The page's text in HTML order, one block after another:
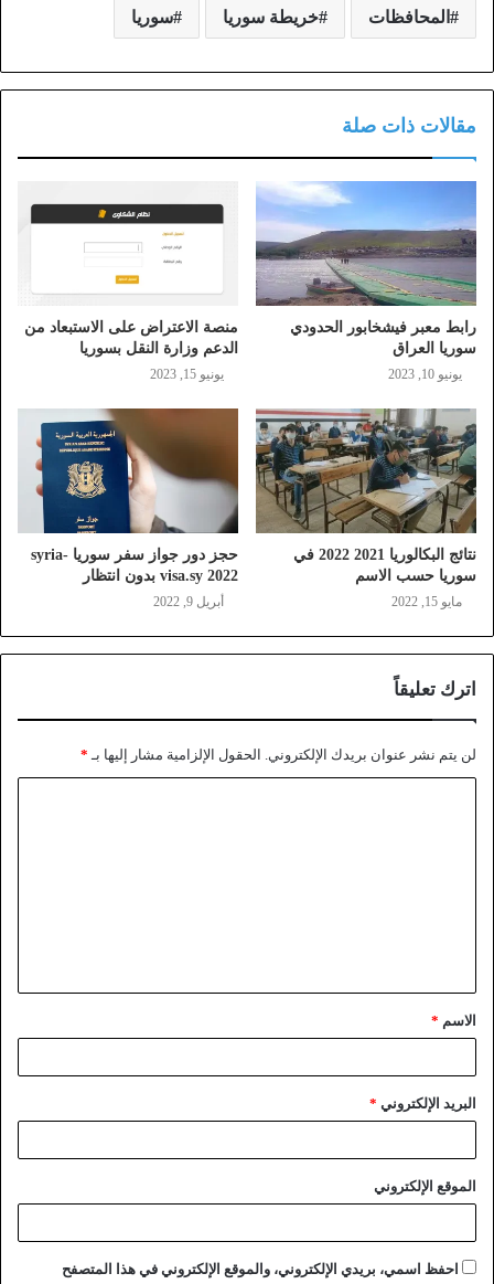
المحافظات خريطة سوريا سوريا
مقالات ذات صلة
رابط معبر فيشخابور الحدودي
سوريا العراق
يونيو 10, 2023
منصة الاعتراض على الاستبعاد من
الدعم وزارة النقل بسوريا
يونيو 15, 2023
نتائج البكالوريا 2021 2022 في
سوريا حسب الاسم
مايو 15, 2022
حجز دور جواز سفر سوريا syria-
visa.sy 2022 بدون انتظار
أبريل 9, 2022
اترك تعليقاً
لن يتم نشر عنوان بريدك الإلكتروني. الحقول الإلزامية مشار إليها بـ *
الاسم *
البريد الإلكتروني *
الموقع الإلكتروني
احفظ اسمي، بريدي الإلكتروني، والموقع الإلكتروني في هذا المتصفح